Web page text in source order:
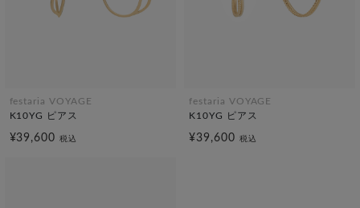
festaria VOYAGE
K10YG ピアス
¥39,600税込
festaria VOYAGE
K10YG ピアス
¥39,600 税込